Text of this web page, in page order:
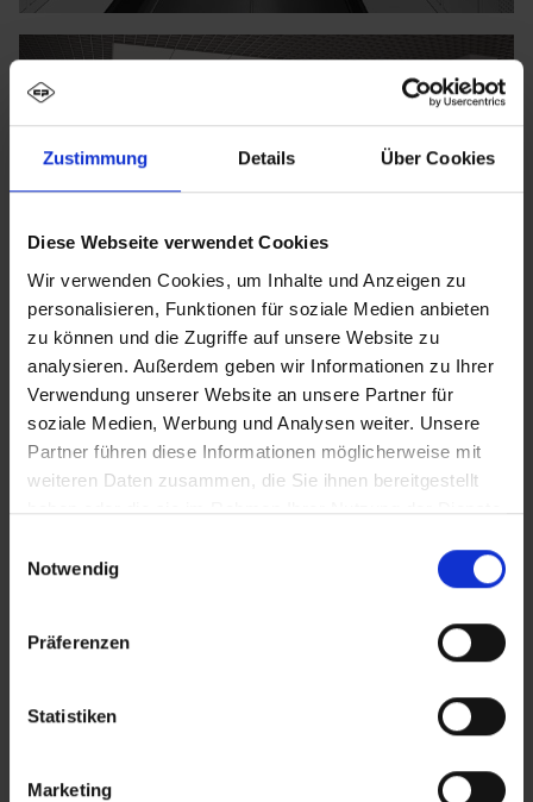
Zustimmung Details Über Cookies
Diese Webseite verwendet Cookies
Wir verwenden Cookies, um Inhalte und Anzeigen zu
personalisieren, Funktionen für soziale Medien anbieten
zu können und die Zugriffe auf unsere Website zu
analysieren. Außerdem geben wir Informationen zu Ihrer
Verwendung unserer Website an unsere Partner für
soziale Medien, Werbung und Analysen weiter. Unsere
Partner führen diese Informationen möglicherweise mit
weiteren Daten zusammen, die Sie ihnen bereitgestellt
haben oder die sie im Rahmen Ihrer Nutzung der Dienste
Notwendig
Präferenzen
Statistiken
Marketing